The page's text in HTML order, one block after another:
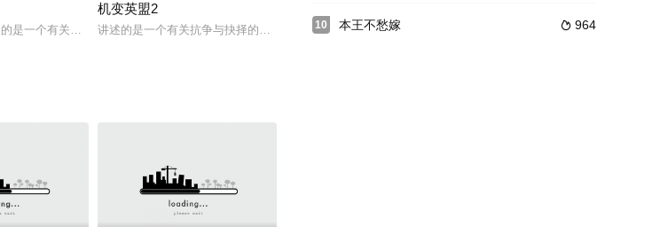
组织
梦的开始：校花竟然前来声称怀了自己的
的是一个有关对抗的故事，对抗未知的环境；对抗强悍的敌人；甚至——对抗自
机变英盟2
讲述的是一个有关抗争与抉择的故事。能源之光即将消灭殆尽的宇宙，系出同源的光盟与影盟仍因
10  964
本王不愁嫁